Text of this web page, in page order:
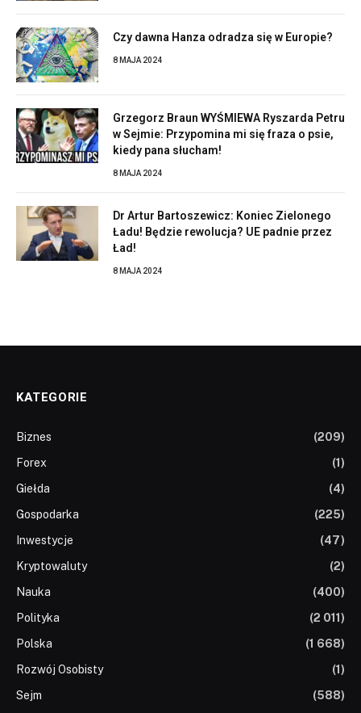
Czy dawna Hanza odradza się w Europie?
8 MAJA 2024
Grzegorz Braun WYŚMIEWA Ryszarda Petru
w Sejmie: Przypomina mi się fraza o psie,
kiedy pana słucham!
8 MAJA 2024
Dr Artur Bartoszewicz: Koniec Zielonego
Ładu! Będzie rewolucja? UE padnie przez
Ład!
8 MAJA 2024
KATEGORIE
Biznes
(209)
Forex
(1)
Giełda
(4)
Gospodarka
(225)
Inwestycje
(47)
Kryptowaluty
(2)
Nauka
(400)
Polityka
(2 011)
Polska
(1 668)
Rozwój Osobisty
(1)
Sejm
(588)